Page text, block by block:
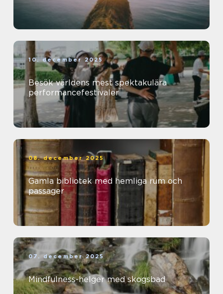
10. december 2025
Besök världens mest spektakulära
performancefestivaler
08. december 2025
Gamla bibliotek med hemliga rum och
passager
07. december 2025
Mindfulness-helger med skogsbad